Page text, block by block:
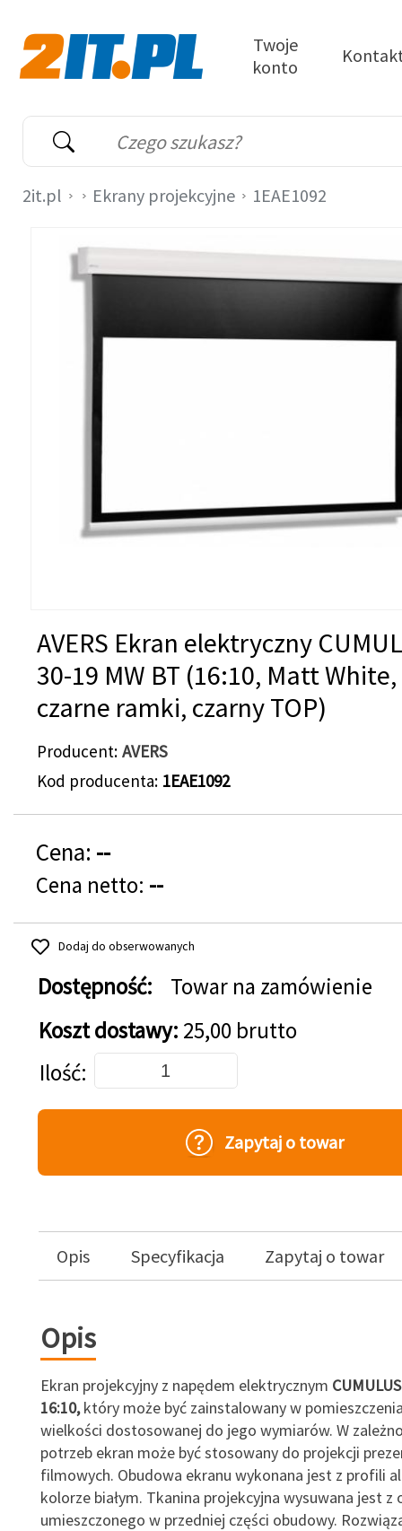
Wyszukiwarka
Słowo kluczowe
Twoje
konto
2it.pl Ekrany projekcyjne 1EAE1092
AVERS Ekran elektryczny
30-19 MW BT (16:10, Matt White,
czarne ramki, czarny TOP)
Producent AVERS
Kod producenta 1EAE1092
Cena: --
Cena netto: --
Dodaj do obserwowanych
Dostępność:
Towar na zamówienie
Koszt dostawy: 25,00 brutto
Dodaj do koszyka
Ilość
Zapytaj o towar
Opis Specyfikacja Zapytaj o towar
Opis
Ekran projekcyjny z napędem elektrycznym
16:10,który może być zainstalowany w
wielkości dostosowanej do jego wymiarów. W
potrzeb ekran może być stosowany do projekcji
filmowych. Obudowa ekranu wykonana jest z profili
kolorze białym. Tkanina projekcyjna wysuwana jest z
umieszczonego w przedniej części obudowy.